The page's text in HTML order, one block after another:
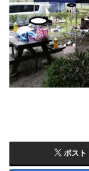
ポスト